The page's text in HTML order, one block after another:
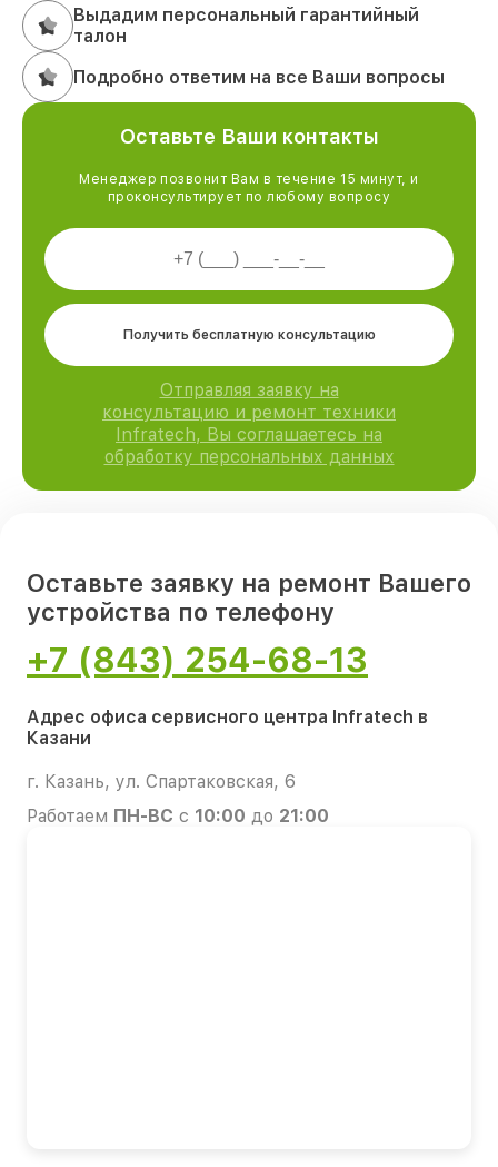
Выдадим персональный гарантийный
талон
Подробно ответим на все Ваши вопросы
Оставьте Ваши контакты
Менеджер позвонит Вам в течение 15 минут, и
проконсультирует по любому вопросу
Получить бесплатную консультацию
Отправляя заявку на
консультацию и ремонт техники
Infratech, Вы соглашаетесь на
обработку персональных данных
Оставьте заявку на ремонт Вашего
устройства по телефону
+7 (843) 254-68-13
Адрес офиса сервисного центра Infratech в
Казани
г. Казань, ул. Спартаковская, 6
Работаем ПН-ВС с 10:00 до 21:00